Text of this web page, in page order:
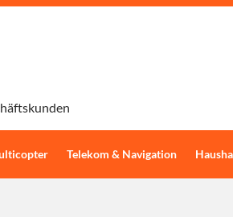
Telekom & Navigation